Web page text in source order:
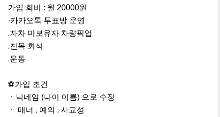
가입 회비 : 월 20000원
·카카오톡 투표방 운영
.자차 미보유자 차량픽업
.친목 회식
.운동
⚽️가입 조건
ㆍ닉네임 (나이 이름) 으로 수정
ㆍ 매너 . 예의 . 사교성